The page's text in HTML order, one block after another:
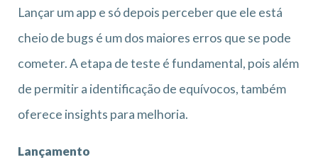
Lançar um app e só depois perceber que ele está
cheio de bugs é um dos maiores erros que se pode
cometer. A etapa de teste é fundamental, pois além
de permitir a identificação de equívocos, também
oferece insights para melhoria.
Lançamento